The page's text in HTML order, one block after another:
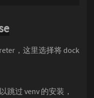
，这里选择将 dock
跳过 venv 的安装，